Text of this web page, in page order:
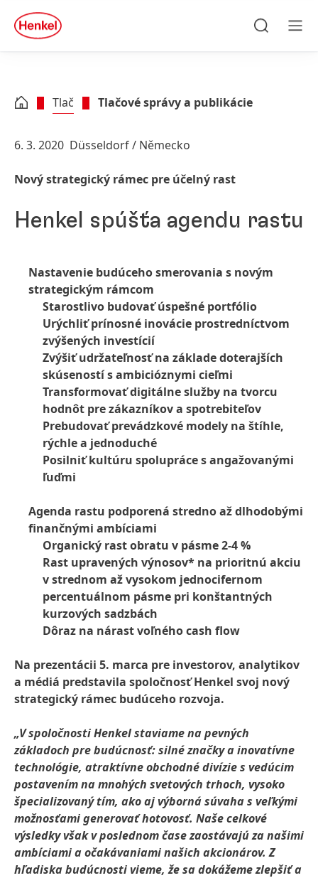
Skip to footer
quick
search
Tlač Tlačové správy a publikácie
6. 3. 2020 Düsseldorf / Německo
Nový strategický rámec pre účelný rast
Henkel spúšťa agendu rastu
Nastavenie budúceho smerovania s novým
strategickým rámcom
Starostlivo budovať úspešné portfólio
Urýchliť prínosné inovácie prostredníctvom
zvýšených investícií
Zvýšiť udržateľnosť na základe doterajších
skúseností s ambicióznymi cieľmi
Transformovať digitálne služby na tvorcu
hodnôt pre zákazníkov a spotrebiteľov
Prebudovať prevádzkové modely na štíhle,
rýchle a jednoduché
Posilniť kultúru spolupráce s angažovanými
ľuďmi
Agenda rastu podporená stredno až dlhodobými
finančnými ambíciami
Organický rast obratu v pásme 2-4 %
Rast upravených výnosov* na prioritnú akciu
v strednom až vysokom jednocifernom
percentuálnom pásme pri konštantných
kurzových sadzbách
Dôraz na nárast voľného cash flow
Na prezentácii 5. marca pre investorov, analytikov
a médiá predstavila spoločnosť Henkel svoj nový
strategický rámec budúceho rozvoja.
„V spoločnosti Henkel staviame na pevných
základoch pre budúcnosť: silné značky a inovatívne
technológie, atraktívne obchodné divízie s vedúcim
postavením na mnohých svetových trhoch, vysoko
špecializovaný tím, ako aj výborná súvaha s veľkými
možnosťami generovať hotovosť. Naše celkové
výsledky však v poslednom čase zaostávajú za našimi
ambíciami a očakávaniami našich akcionárov. Z
hľadiska budúcnosti vieme, že sa dokážeme zlepšiť a